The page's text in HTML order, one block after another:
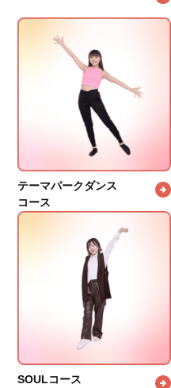
テーマパークダンス
コース
SOULコース